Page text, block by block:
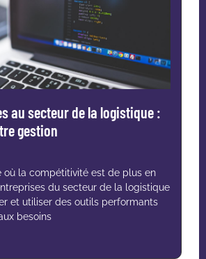
au secteur de la logistique :
gestion
où la compétitivité est de plus en
du secteur de la logistique
et utiliser des outils performants
besoins